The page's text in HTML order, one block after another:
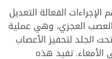
الفعالة التعديل
العجزي، وهي عملية
الجلد لتحفيز الأعصاب
تفيد هذه